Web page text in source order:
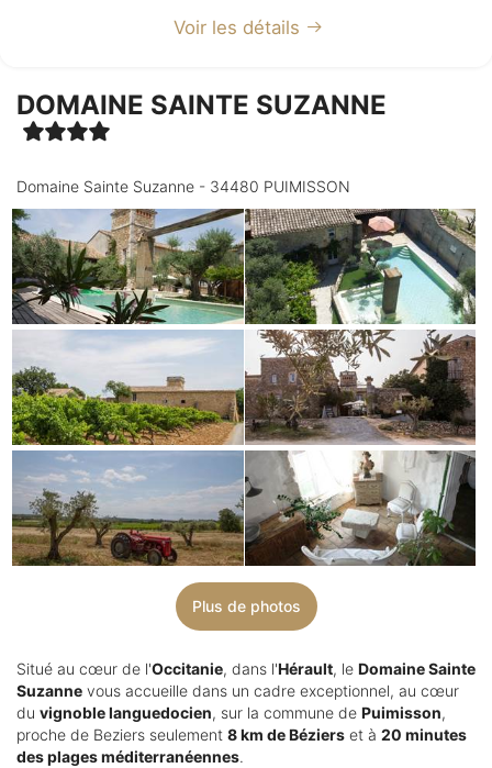
Voir les détails
DOMAINE SAINTE SUZANNE
Domaine Sainte Suzanne - 34480 PUIMISSON
Plus de photos
Situé au cœur de l'Occitanie, dans l'Hérault, le Domaine Sainte
Suzanne vous accueille dans un cadre exceptionnel, au cœur
du vignoble languedocien, sur la commune de Puimisson,
proche de Beziers seulement 8 km de Béziers et à 20 minutes
des plages méditerranéennes.